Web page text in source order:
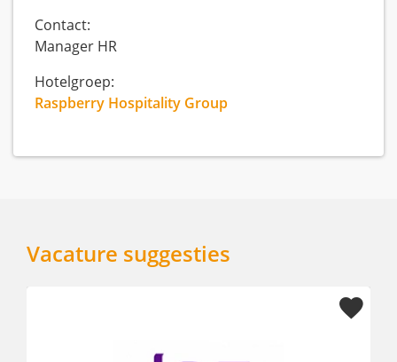
Contact:
Manager HR
Hotelgroep:
Raspberry Hospitality Group
Vacature suggesties